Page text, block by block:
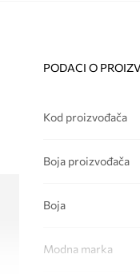
PODACI O
Kod proizvođača
Boja proizvođača
Boja
Modna marka